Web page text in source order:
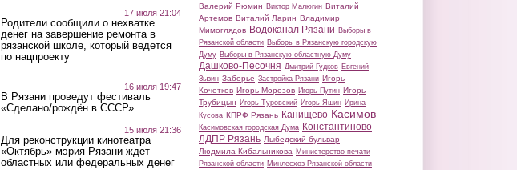
17 июля 21:04
Родители сообщили о нехватке
денег на завершение ремонта в
рязанской школе, который ведется
по нацпроекту
16 июля 19:47
В Рязани проведут фестиваль
«Сделано/рождён в СССР»
15 июля 21:36
Для реконструкции кинотеатра
«Октябрь» мэрия Рязани ждет
областных или федеральных денег
Валерий Рюмин Виктор Малюгин Виталий
Артемов Виталий Ларин Владимир
Мимоглядов Водоканал Рязани Выборы в
Рязанской области Выборы в Рязанскую городскую
Думу Выборы в Рязанскую областную Думу
Дашково-Песочня Дмитрий Гудков Евгений
Зызин Заборье Застройка Рязани Игорь
Кочетков Игорь Морозов Игорь Путин Игорь
Трубицын Игорь Туровский Игорь Яшин Ирина
Кусова КПРФ Рязань Канищево Касимов
Касимовская городская Дума Константиново
ЛДПР Рязань Лыбедский бульвар
Людмила Кибальникова Министерство печати
Рязанской области Минлесхоз Рязанской области